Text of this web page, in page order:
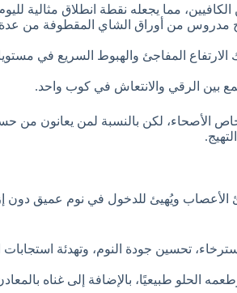
مما يجعله نقطة انطلاق مثالية
مدروس من أوراق الشاي المقطوفة من
الارتفاع المفاجئ والهبوط السريع في
بين الرقي والانتعاش في كوب واحد.
الأصحاء، لكن بالنسبة لمن يعانون من
ويُهيئ للدخول في نوم عميق دون
تحسين جودة النوم، وتهدئة استجابات
الحلو طبيعيًا، بالإضافة إلى غناه